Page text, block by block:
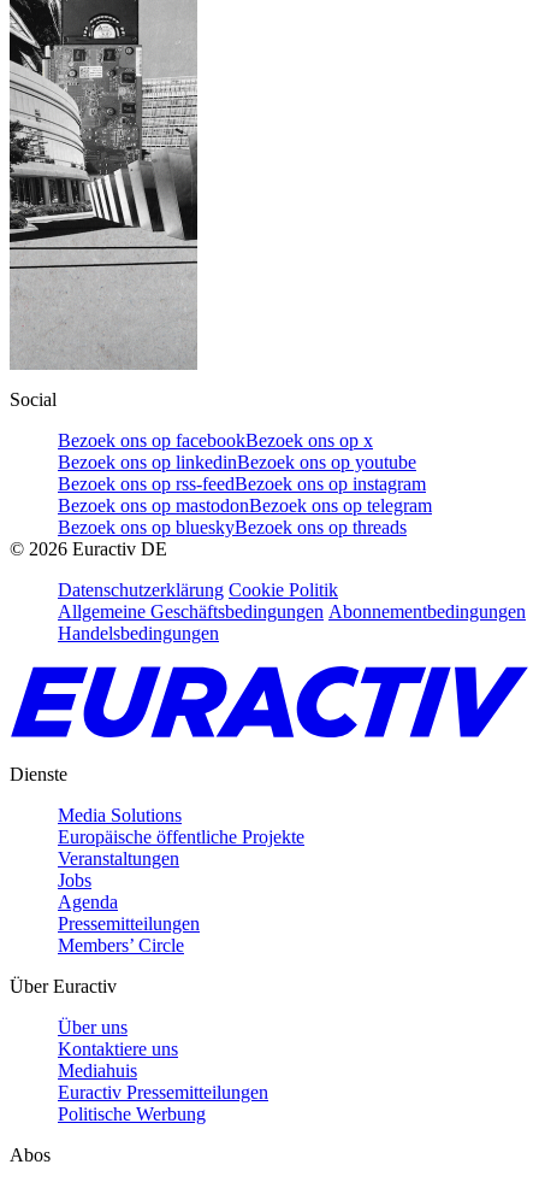
Social
Bezoek ons op facebookBezoek ons op x
Bezoek ons op linkedinBezoek ons op youtube
Bezoek ons op rss-feedBezoek ons op instagram
Bezoek ons op mastodonBezoek ons op telegram
Bezoek ons op blueskyBezoek ons op threads
© 2026 Euractiv DE
Datenschutzerklärung Cookie Politik
Allgemeine Geschäftsbedingungen Abonnementbedingungen
Handelsbedingungen
Dienste
Media Solutions
Europäische öffentliche Projekte
Veranstaltungen
Jobs
Agenda
Pressemitteilungen
Members’ Circle
Über Euractiv
Über uns
Kontaktiere uns
Mediahuis
Euractiv Pressemitteilungen
Politische Werbung
Abos